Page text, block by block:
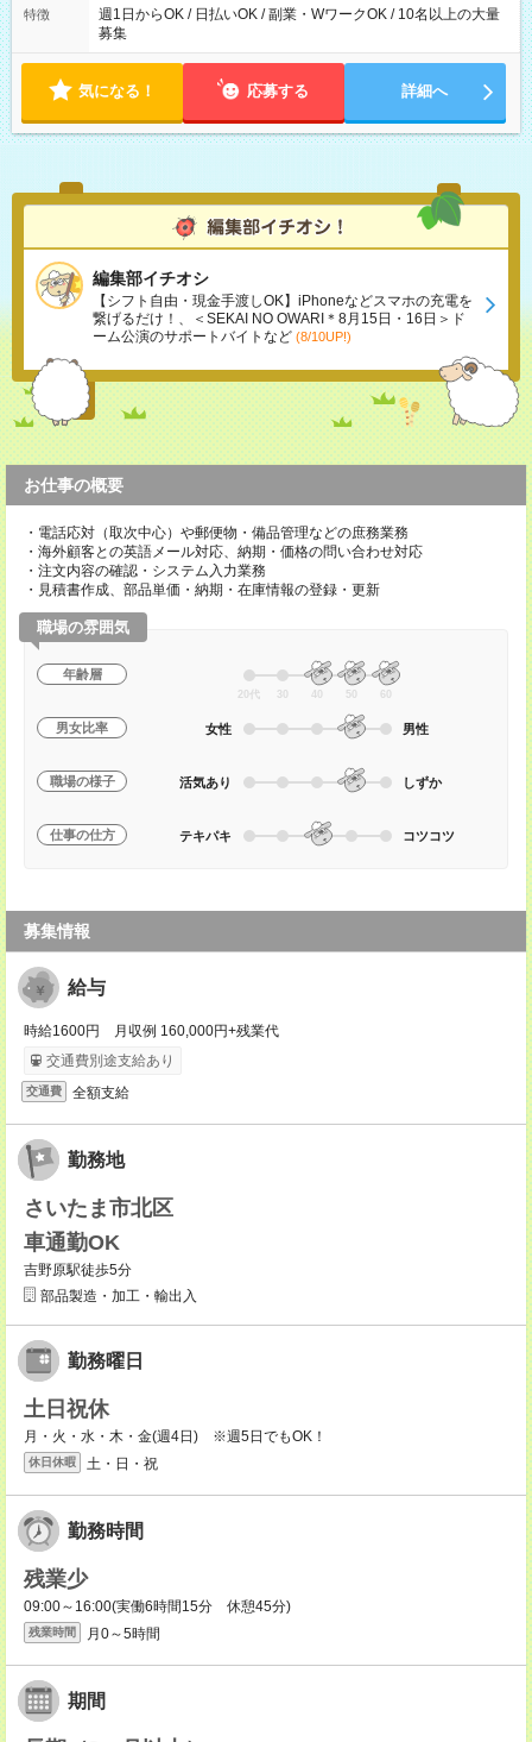
特徴
週1日からOK / 日払いOK / 副業・WワークOK / 10名以上の大量
募集
気になる！ 応募する 詳細へ
編集部イチオシ
【シフト自由・現金手渡しOK】iPhoneなどスマホの充電を
繋げるだけ！、＜SEKAI NO OWARI＊8月15日・16日＞ド
ーム公演のサポートバイトなど (8/10UP!)
お仕事の概要
・電話応対（取次中心）や郵便物・備品管理などの庶務業務
・海外顧客との英語メール対応、納期・価格の問い合わせ対応
・注文内容の確認・システム入力業務
・見積書作成、部品単価・納期・在庫情報の登録・更新
職場の雰囲気
年齢層
20代 30 40 50 60
男女比率 女性 男性
職場の様子 活気あり しずか
仕事の仕方 テキパキ コツコツ
募集情報
給与
時給1600円 月収例 160,000円+残業代
交通費別途支給あり
交通費 全額支給
勤務地
さいたま市北区
車通勤OK
吉野原駅徒歩5分
部品製造・加工・輸出入
勤務曜日
土日祝休
月・火・水・木・金(週4日) ※週5日でもOK！
休日休暇 土・日・祝
勤務時間
残業少
09:00～16:00(実働6時間15分 休憩45分)
残業時間 月0～5時間
期間